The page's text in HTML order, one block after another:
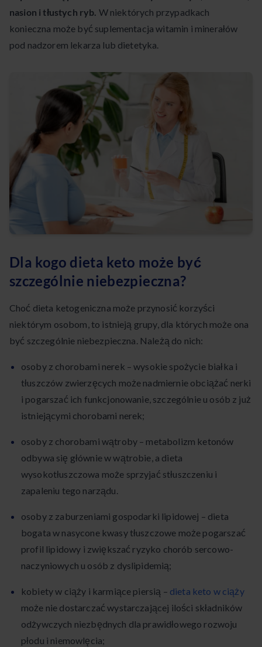
nasion i tłustych ryb. W niektórych przypadkach
konieczna może być suplementacja witamin i minerałów
pod nadzorem lekarza lub dietetyka.
Dla kogo dieta keto może być
szczególnie niebezpieczna?
Choć dieta ketogeniczna może przynosić korzyści
niektórym osobom, to istnieją grupy, dla których może ona
być szczególnie niebezpieczna. Należą do nich:
osoby z chorobami nerek – wysokie spożycie białka i
tłuszczów zwierzęcych może nadmiernie obciążać nerki
i pogarszać ich funkcjonowanie, szczególnie u osób z już
istniejącymi chorobami nerek;
osoby z chorobami wątroby – metabolizm ketonów
odbywa się głównie w wątrobie, a dieta
wysokotłuszczowa może sprzyjać stłuszczeniu i
zapaleniu tego narządu.
osoby z zaburzeniami gospodarki lipidowej – dieta
bogata w nasycone kwasy tłuszczowe może pogarszać
profil lipidowy i zwiększać ryzyko chorób sercowo-
naczyniowych u osób z dyslipidemią;
kobiety w ciąży i karmiące piersią – dieta keto w ciąży
może nie dostarczać wystarczającej ilości składników
odżywczych niezbędnych dla prawidłowego rozwoju
płodu i niemowlęcia;